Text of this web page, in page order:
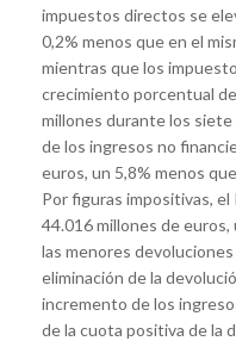
impuestos directos se
0,2% menos que en el
mientras que los
crecimiento porcentual
millones durante los
de los ingresos no
euros, un 5,8% menos
Por figuras impositivas, el
44.016 millones de euros,
las menores
eliminación de la
incremento de los
de la cuota positiva de la